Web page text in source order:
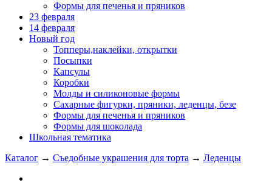
Формы для печенья и пряников
23 февраля
14 февраля
Новый год
Топперы,наклейки, открытки
Посыпки
Капсулы
Коробки
Молды и силиконовые формы
Сахарные фигурки, пряники, леденцы, безе
Формы для печенья и пряников
Формы для шоколада
Школьная тематика
Каталог → Съедобные украшения для торта → Леденцы